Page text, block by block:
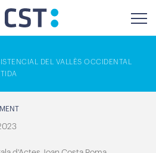
DEL VALLÈS OCCIDENTAL